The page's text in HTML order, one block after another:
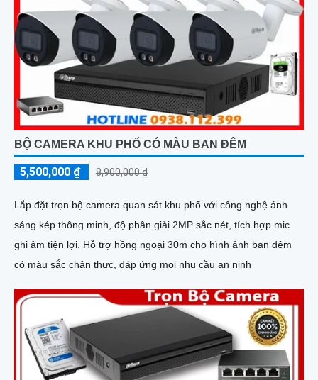
BỘ CAMERA KHU PHỐ CÓ MÀU BAN ĐÊM
5,500,000 ₫ 8,900,000 ₫
Lắp đặt trọn bộ camera quan sát khu phố với công nghệ ánh
sáng kép thông minh, độ phân giải 2MP sắc nét, tích hợp mic
ghi âm tiện lợi. Hỗ trợ hồng ngoại 30m cho hình ảnh ban đêm
có màu sắc chân thực, đáp ứng mọi nhu cầu an ninh